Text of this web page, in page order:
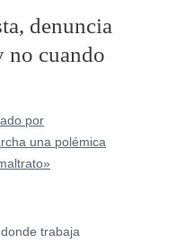
denuncia
no cuando
por
una polémica
trabaja